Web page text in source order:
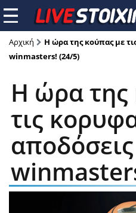
Αρχική
Η ώρα της κούπας με
winmasters! (24/5)
Η ώρα της
τις